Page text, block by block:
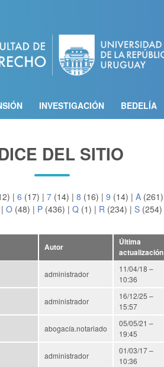
contenido
principal
INVESTIGACIÓN BEDELÍA
DEL SITIO
| 6 (17) | 7 (14) | 8 (16) | 9 (14) | A (261)
| O (48) | P (436) | Q (1) | R (234) | S (254)
Autor
Última
actualización
administrador
11/04/18 –
10:36
administrador
16/12/25 –
15:57
abogacía.notariado
05/05/21 –
19:45
administrador
01/03/17 –
10:36